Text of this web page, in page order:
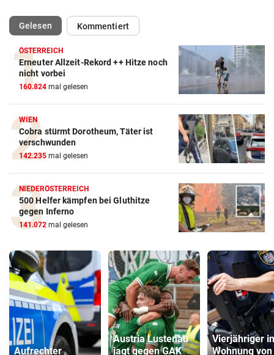
Gelesen(ausgewählt)Kommentiert
ÖSTERREICH
Erneuter Allzeit-Rekord ++ Hitze noch
nicht vorbei
160.824 mal gelesen
WIEN
Cobra stürmt Dorotheum, Täter ist
verschwunden
142.235 mal gelesen
NIEDERÖSTERREICH
500 Helfer kämpfen bei Gluthitze
gegen Inferno
141.072 mal gelesen
Aufrechter
Austria Lustenau
jagt gegen GAK
Vierjähriger in
Wohnung von